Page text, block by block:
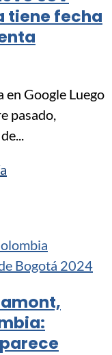
tiene fecha
Google Luego
pasado,
Bogotá 2024